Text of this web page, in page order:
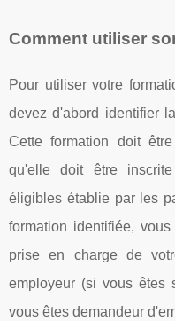
Comment utiliser
Pour utiliser votre
devez d'abord identifier
Cette formation doit
qu'elle doit être
éligibles établie par les
formation identifiée,
prise en charge de
employeur (si vous êtes
vous êtes demandeur